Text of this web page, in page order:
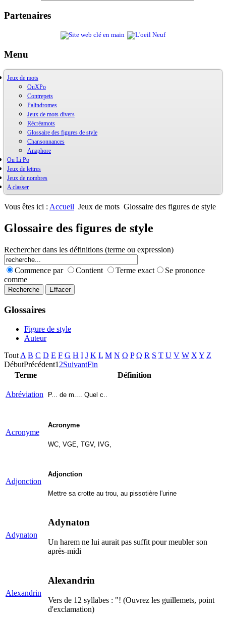
Partenaires
Menu
Jeux de mots
OuXPo
Contrepets
Palindromes
Jeux de mots divers
Récréamots
Glossaire des figures de style
Chansonnances
Anaphore
Ou Li Po
OuLiPo
Base de la Bibliothèque Oulipienne
Oulipiens
G. Perec
Bibliographie
Alphabet
La vie mode d'emploi
Ecrit par des oulipiens
Jeux de lettres
Jeux de nombres
Ludimath
Base Ludimath
Ludimaths : bibliographie
Carrés magiques
Jouez carré
A classer
Vous êtes ici : Accueil Jeux de mots Glossaire des figures de style
Glossaire des figures de style
Rechercher dans les définitions (terme ou expression)
Commence par Contient Terme exact
Se prononce
comme
Glossaires
Figure de style
Auteur
ToutA B C D E F G H I J K L M N O P Q R S T U V W XY Z
DébutPrécédent12SuivantFin
Terme
Définition
Abréviation P... de m.... Quel c..
Acronyme
Acronyme
WC, VGE, TGV, IVG,
Adjonction
Adjonction
Mettre sa crotte au trou, au pissotière l'urine
Adynaton
Adynaton
Un harem ne lui aurait pas suffit pour meubler son
après-midi
Alexandrin
Alexandrin
Vers de 12 syllabes : "! (Ouvrez les guillemets, point
d'exclamation)